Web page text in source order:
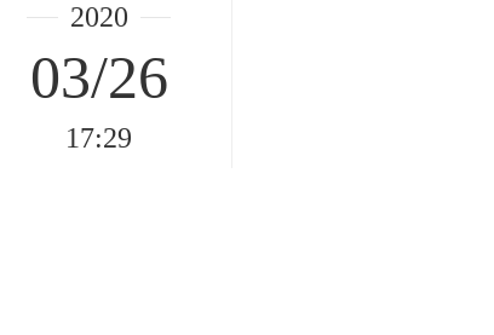
2020
03/26
17:29